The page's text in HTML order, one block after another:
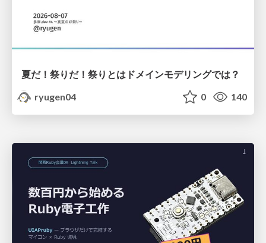
夏だ！祭りだ！祭りとはドメインモデリングでは？
ryugen04
0 140